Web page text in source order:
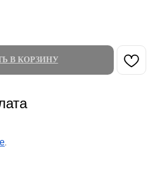
В КОРЗИНУ
.